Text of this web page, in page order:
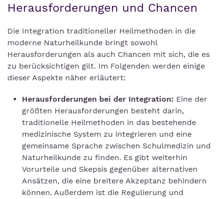
Herausforderungen und Chancen
Die Integration traditioneller Heilmethoden in die
moderne Naturheilkunde bringt sowohl
Herausforderungen als auch Chancen mit sich, die es
zu berücksichtigen gilt. Im Folgenden werden einige
dieser Aspekte näher erläutert:
Herausforderungen bei der Integration: Eine der
größten Herausforderungen besteht darin,
traditionelle Heilmethoden in das bestehende
medizinische System zu integrieren und eine
gemeinsame Sprache zwischen Schulmedizin und
Naturheilkunde zu finden. Es gibt weiterhin
Vorurteile und Skepsis gegenüber alternativen
Ansätzen, die eine breitere Akzeptanz behindern
können. Außerdem ist die Regulierung und